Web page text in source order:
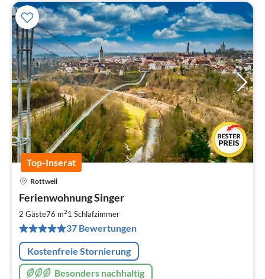
Top-Inserat
Rottweil
Ferienwohnung Singer
2 Gäste76 m21 Schlafzimmer
37 Bewertungen
Kostenfreie Stornierung
Besonders nachhaltig